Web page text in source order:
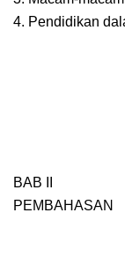
4. Pendidikan
BAB II
PEMBAHASAN